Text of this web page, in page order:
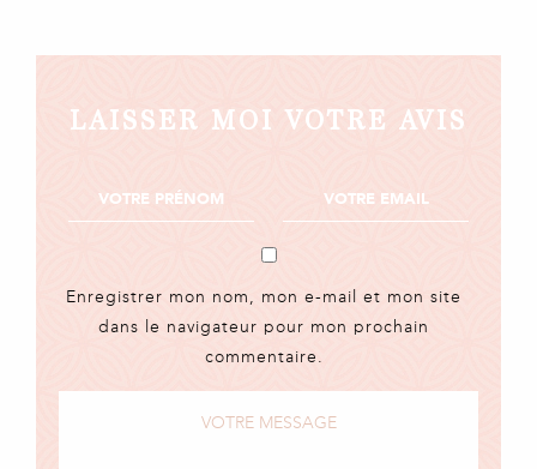
LAISSER MOI VOTRE AVIS
Enregistrer mon nom, mon e-mail et mon site
dans le navigateur pour mon prochain
commentaire.